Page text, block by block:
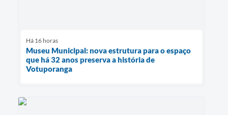
Há 16 horas
Museu Municipal: nova estrutura para o espaço
que há 32 anos preserva a história de
Votuporanga